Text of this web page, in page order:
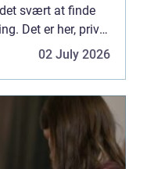
svært at finde
Det er her, privat
02 July 2026